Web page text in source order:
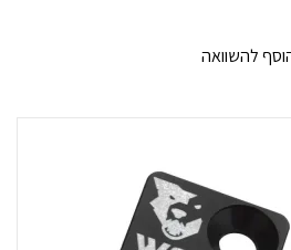
להשוואה